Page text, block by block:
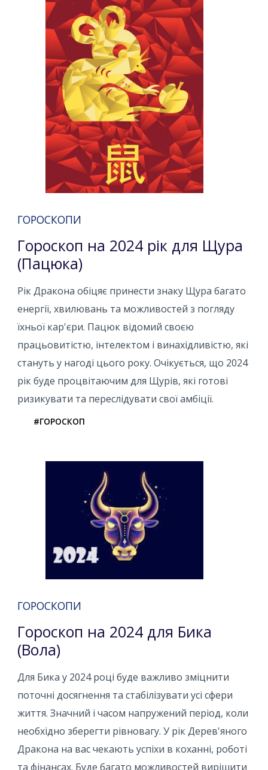
ГОРОСКОПИ
Гороскоп на 2024 рік для Щура
(Пацюка)
Рік Дракона обіцяє принести знаку Щура багато
енергії, хвилювань та можливостей з погляду
їхньої кар'єри. Пацюк відомий своєю
працьовитістю, інтелектом і винахідливістю, які
стануть у нагоді цього року. Очікується, що 2024
рік буде процвітаючим для Щурів, які готові
ризикувати та переслідувати свої амбіції.
#ГОРОСКОП
ГОРОСКОПИ
Гороскоп на 2024 для Бика
(Вола)
Для Бика у 2024 році буде важливо зміцнити
поточні досягнення та стабілізувати усі сфери
життя. Значний і часом напружений період, коли
необхідно зберегти рівновагу. У рік Дерев'яного
Дракона на вас чекають успіхи в коханні, роботі
та фінансах. Буде багато можливостей вирішити